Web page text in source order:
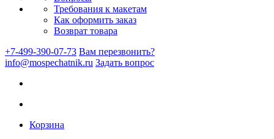
Требования к макетам
Как оформить заказ
Возврат товара
+7-499-390-07-73 Вам перезвонить?
info@mospechatnik.ru Задать вопрос
Корзина